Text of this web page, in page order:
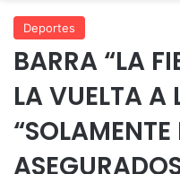
Deportes
BARRA “LA
LA VUELTA A
“SOLAMENTE